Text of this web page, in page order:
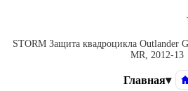
STORM Защита квадроцикла Outlander
MR, 2012-13
Главная▾